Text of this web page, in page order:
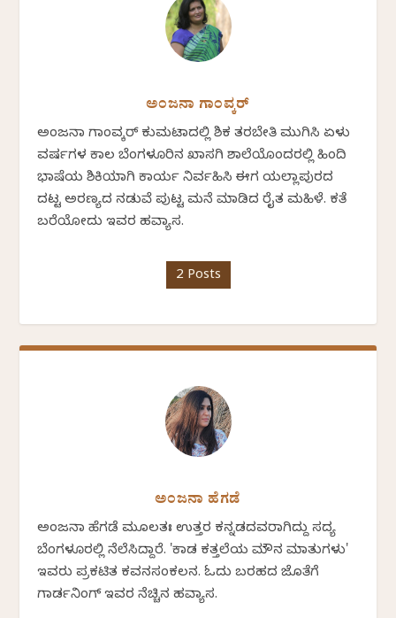
ಅಂಜನಾ ಗಾಂವ್ಕರ್
ಅಂಜನಾ ಗಾಂವ್ಕರ್ ಕುಮಟಾದಲ್ಲಿ ಶಿಕ್ಷಕ ತರಬೇತಿ ಮುಗಿಸಿ ಏಳು
ವರ್ಷಗಳ ಕಾಲ ಬೆಂಗಳೂರಿನ ಖಾಸಗಿ ಶಾಲೆಯೊಂದರಲ್ಲಿ ಹಿಂದಿ
ಭಾಷೆಯ ಶಿಕ್ಷಕಿಯಾಗಿ ಕಾರ್ಯ ನಿರ್ವಹಿಸಿ ಈಗ ಯಲ್ಲಾಪುರದ
ದಟ್ಟ ಅರಣ್ಯದ ನಡುವೆ ಪುಟ್ಟ ಮನೆ ಮಾಡಿದ ರೈತ ಮಹಿಳೆ. ಕತೆ
ಬರೆಯೋದು ಇವರ ಹವ್ಯಾಸ.
2 Posts
ಅಂಜನಾ ಹೆಗಡೆ
ಅಂಜನಾ ಹೆಗಡೆ ಮೂಲತಃ ಉತ್ತರ ಕನ್ನಡದವರಾಗಿದ್ದು ಸದ್ಯ
ಬೆಂಗಳೂರಲ್ಲಿ ನೆಲೆಸಿದ್ದಾರೆ. 'ಕಾಡ ಕತ್ತಲೆಯ ಮೌನ ಮಾತುಗಳು'
ಇವರು ಪ್ರಕಟಿತ ಕವನಸಂಕಲನ. ಓದು ಬರಹದ ಜೊತೆಗೆ
ಗಾರ್ಡನಿಂಗ್ ಇವರ ನೆಚ್ಚಿನ ಹವ್ಯಾಸ.